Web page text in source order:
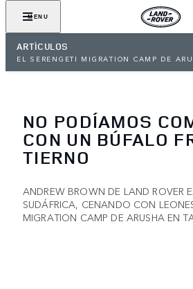
MENU
ARTÍCULOS
EL SERENGETI MIGRATION CAMP DE
NO PODÍAMOS
CON UN BÚFALO
TIERNO
ANDREW BROWN DE LAND ROVER
SUDÁFRICA, CENANDO CON
MIGRATION CAMP DE ARUSHA EN